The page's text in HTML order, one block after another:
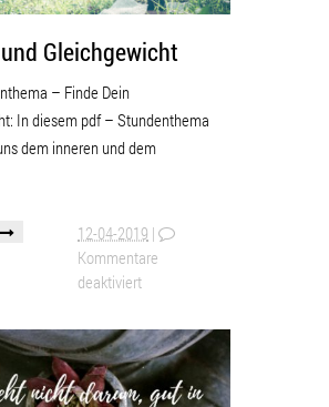
Gleichgewicht
– Finde Dein
In diesem pdf – Stundenthema
dem inneren und dem
12-04-2019 |
Kommentare
deaktiviert